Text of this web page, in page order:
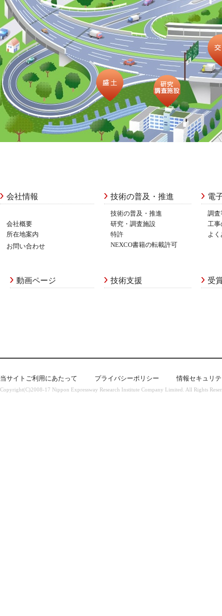
盛土
研究
会社情報
会社概要
所在地案内
お問い合わせ
技術の普及・推進
技術の普及・推進
研究・調査施設
特許
NEXCO書籍の転載許可
電
調査
工事
よく
動画ページ 技術支援 受
当サイトご利用にあたって プライバシーポリシー 情報セキュリ
Copyright(C)2008-17 Nippon Expressway Research Institute Company Limited. All Rights